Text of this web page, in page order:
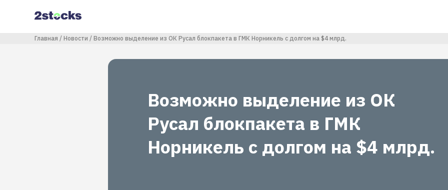
содержанию
Строка навигации
Главная Новости Возможно выделение из ОК Русал блокпакета в ГМК Норникель с долгом на $4 млрд.
Возможно выделение из ОК
Русал блокпакета в ГМК
Норникель с долгом на $4 млрд.